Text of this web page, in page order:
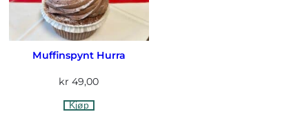
Muffinspynt Hurra
kr 49,00
Kjøp